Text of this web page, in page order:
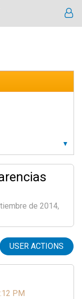
de 2014,
USER ACTIONS
PM